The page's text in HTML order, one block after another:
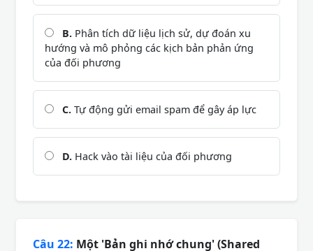
B. Phân tích dữ liệu lịch sử, dự đoán xu
hướng và mô phỏng các kịch bản phản ứng
của đối phương
C. Tự động gửi email spam để gây áp lực
D. Hack vào tài liệu của đối phương
Câu 22: Một 'Bản ghi nhớ chung' (Shared